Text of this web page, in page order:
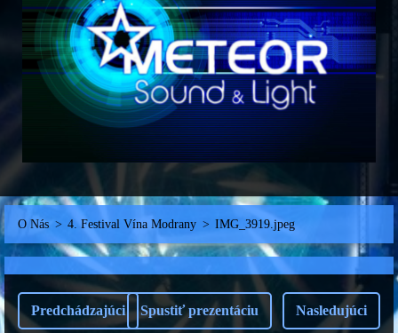
O Nás > 4. Festival Vína Modrany > IMG_3919.jpeg
Predchádzajúci Spustiť prezentáciu Nasledujúci